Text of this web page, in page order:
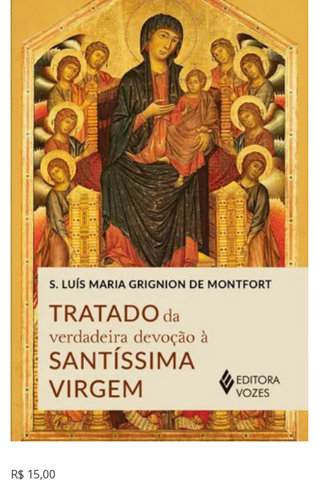
R$ 15,00